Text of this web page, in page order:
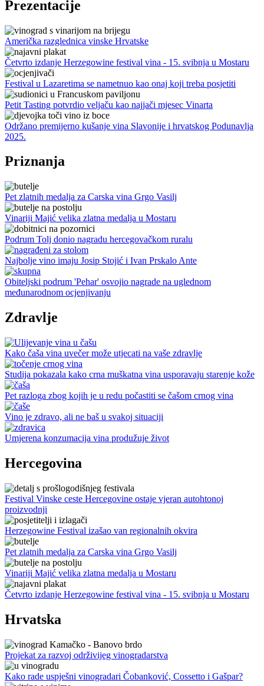
Prezentacije
Američka razglednica vinske Hrvatske
Četvrto izdanje Herzegowine festival vina - 15. svibnja u Mostaru
Festival u Lazaretima se nametnuo kao onaj koji treba posjetiti
Petit Tasting potvrdio veljaču kao najjači mjesec Vinarta
Održano premijerno kušanje vina Slavonije i hrvatskog Podunavlja
2025.
Priznanja
Pet zlatnih medalja za Carska vina Grgo Vasilj
Vinariji Majić velika zlatna medalja u Mostaru
Podrum Tolj donio nagradu hercegovačkom ruralu
Najbolje vino imaju Josip Stojić i Ivan Prskalo Ante
Obiteljski podrum 'Pehar' osvojio nagrade na uglednom
međunarodnom ocjenjivanju
Zdravlje
Kako čaša vina uvečer može utjecati na vaše zdravlje
Studija pokazala kako crna muškatna vina usporavaju starenje kože
Pet razloga zbog kojih je u redu počastiti se čašom crnog vina
Vino je zdravo, ali ne baš u svakoj situaciji
Umjerena konzumacija vina produžuje život
Hercegovina
Festival Vinske ceste Hercegovine ostaje vjeran autohtonoj
proizvodnji
Herzegowine Festival izašao van regionalnih okvira
Pet zlatnih medalja za Carska vina Grgo Vasilj
Vinariji Majić velika zlatna medalja u Mostaru
Četvrto izdanje Herzegowine festival vina - 15. svibnja u Mostaru
Hrvatska
Projekat za razvoj održivijeg vinogradarstva
Kako rade uspješni vinogradari Čobanković, Cossetto i Gašpar?